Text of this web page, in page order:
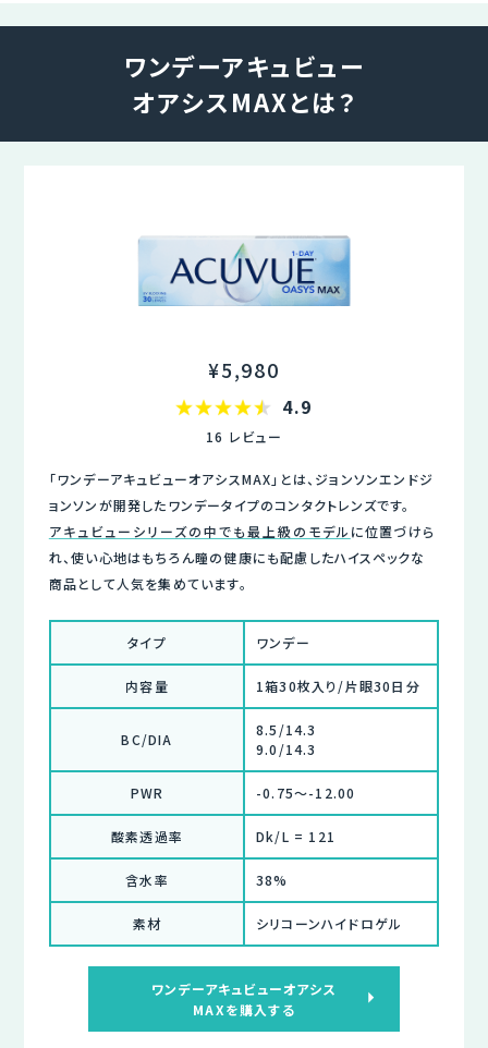
ワンデーアキュビュー
オアシスMAXとは？
¥5,980
4.9
16 レビュー
「ワンデーアキュビューオアシスMAX」とは、ジョンソンエンドジ
ョンソンが開発したワンデータイプのコンタクトレンズです。
アキュビューシリーズの中でも最上級のモデル に位置づけら
れ、使い心地はもちろん瞳の健康にも配慮したハイスペックな
商品として人気を集めています。
タイプ ワンデー
内容量 1箱30枚入り/片眼30日分
BC/DIA
8.5/14.3
9.0/14.3
PWR -0.75～-12.00
酸素透過率 Dk/L = 121
含水率 38%
素材 シリコーンハイドロゲル
ワンデーアキュビューオアシス
MAXを購入する